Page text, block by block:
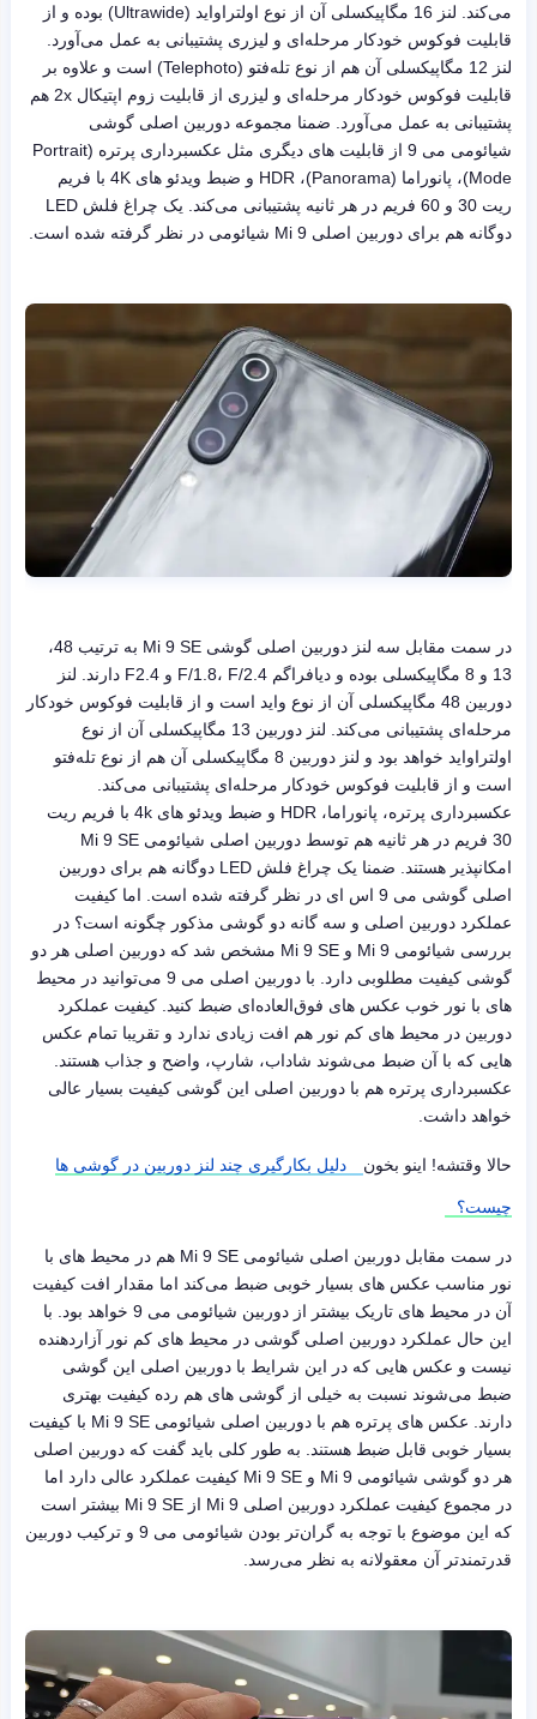
می‌کند. لنز 16 مگاپیکسلی آن از نوع اولتراواید (Ultrawide) بوده و از
قابلیت فوکوس خودکار مرحله‌ای و لیزری پشتیبانی به عمل می‌آورد.
لنز 12 مگاپیکسلی آن هم از نوع تله‌فتو (Telephoto) است و علاوه بر
قابلیت فوکوس خودکار مرحله‌ای و لیزری از قابلیت زوم اپتیکال 2x هم
پشتیبانی به عمل می‌آورد. ضمنا مجموعه دوربین اصلی گوشی
شیائومی می 9 از قابلیت های دیگری مثل عکسبرداری پرتره (Portrait
Mode)، پانوراما (Panorama)، HDR و ضبط ویدئو های 4K با فریم
ریت 30 و 60 فریم در هر ثانیه پشتیبانی می‌کند. یک چراغ فلش LED
دوگانه هم برای دوربین اصلی Mi 9 شیائومی در نظر گرفته شده است.
در سمت مقابل سه لنز دوربین اصلی گوشی Mi 9 SE به ترتیب 48،
13 و 8 مگاپیکسلی بوده و دیافراگم F/1.8، F/2.4 و F2.4 دارند. لنز
دوربین 48 مگاپیکسلی آن از نوع واید است و از قابلیت فوکوس خودکار
مرحله‌ای پشتیبانی می‌کند. لنز دوربین 13 مگاپیکسلی آن از نوع
اولتراواید خواهد بود و لنز دوربین 8 مگاپیکسلی آن هم از نوع تله‌فتو
است و از قابلیت فوکوس خودکار مرحله‌ای پشتیبانی می‌کند.
عکسبرداری پرتره، پانوراما، HDR و ضبط ویدئو های 4k با فریم ریت
30 فریم در هر ثانیه هم توسط دوربین اصلی شیائومی Mi 9 SE
امکانپذیر هستند. ضمنا یک چراغ فلش LED دوگانه هم برای دوربین
اصلی گوشی می 9 اس ای در نظر گرفته شده است. اما کیفیت
عملکرد دوربین اصلی و سه‌ گانه دو گوشی مذکور چگونه است؟ در
بررسی شیائومی Mi 9 و Mi 9 SE مشخص شد که دوربین اصلی هر دو
گوشی کیفیت مطلوبی دارد. با دوربین اصلی می 9 می‌توانید در محیط
های با نور خوب عکس های فوق‌العاده‌ای ضبط کنید. کیفیت عملکرد
دوربین در محیط های کم نور هم افت زیادی ندارد و تقریبا تمام عکس
هایی که با آن ضبط می‌شوند شاداب، شارپ، واضح و جذاب هستند.
عکسبرداری پرتره هم با دوربین اصلی این گوشی کیفیت بسیار عالی
خواهد داشت.
حالا وقتشه! اینو بخون دلیل بکارگیری چند لنز دوربین در گوشی ها
چیست؟
در سمت مقابل دوربین اصلی شیائومی Mi 9 SE هم در محیط های با
نور مناسب عکس های بسیار خوبی ضبط می‌کند اما مقدار افت کیفیت
آن در محیط های تاریک بیشتر از دوربین شیائومی می 9 خواهد بود. با
این حال عملکرد دوربین اصلی گوشی در محیط های کم نور آزاردهنده
نیست و عکس هایی که در این شرایط با دوربین اصلی این گوشی
ضبط می‌شوند نسبت به خیلی از گوشی های هم رده کیفیت بهتری
دارند. عکس های پرتره هم با دوربین اصلی شیائومی Mi 9 SE با کیفیت
بسیار خوبی قابل ضبط هستند. به طور کلی باید گفت که دوربین اصلی
هر دو گوشی شیائومی Mi 9 و Mi 9 SE کیفیت عملکرد عالی دارد اما
در مجموع کیفیت عملکرد دوربین اصلی Mi 9 از Mi 9 SE بیشتر است
که این موضوع با توجه به گران‌تر بودن شیائومی می 9 و ترکیب دوربین
قدرتمندتر آن معقولانه به نظر می‌رسد.